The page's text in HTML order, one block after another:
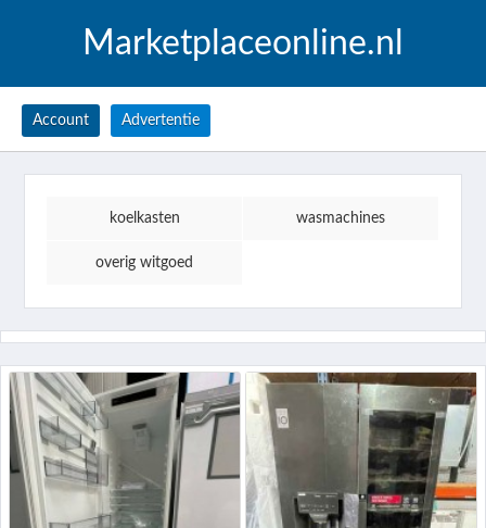
Marketplaceonline.nl
Account Advertentie
koelkasten wasmachines
overig witgoed